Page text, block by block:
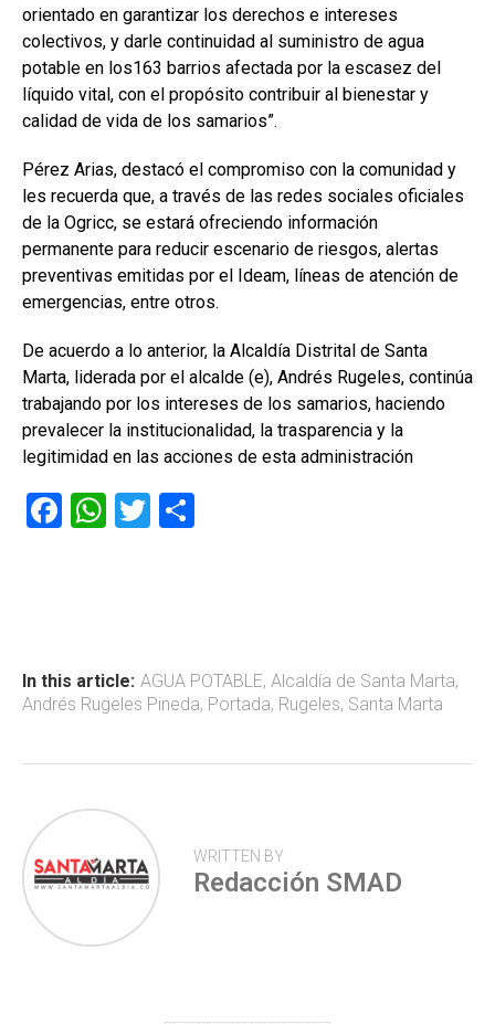
orientado en garantizar los derechos e intereses
colectivos, y darle continuidad al suministro de agua
potable en los163 barrios afectada por la escasez del
líquido vital, con el propósito contribuir al bienestar y
calidad de vida de los samarios”.
Pérez Arias, destacó el compromiso con la comunidad y
les recuerda que, a través de las redes sociales oficiales
de la Ogricc, se estará ofreciendo información
permanente para reducir escenario de riesgos, alertas
preventivas emitidas por el Ideam, líneas de atención de
emergencias, entre otros.
De acuerdo a lo anterior, la Alcaldía Distrital de Santa
Marta, liderada por el alcalde (e), Andrés Rugeles, continúa
trabajando por los intereses de los samarios, haciendo
prevalecer la institucionalidad, la trasparencia y la
legitimidad en las acciones de esta administración
F
ok
W
p
p
T
tir
In this article: AGUA POTABLE, Alcaldía de Santa Marta,
Andrés Rugeles Pineda, Portada, Rugeles, Santa Marta
WRITTEN BY
Redacción SMAD